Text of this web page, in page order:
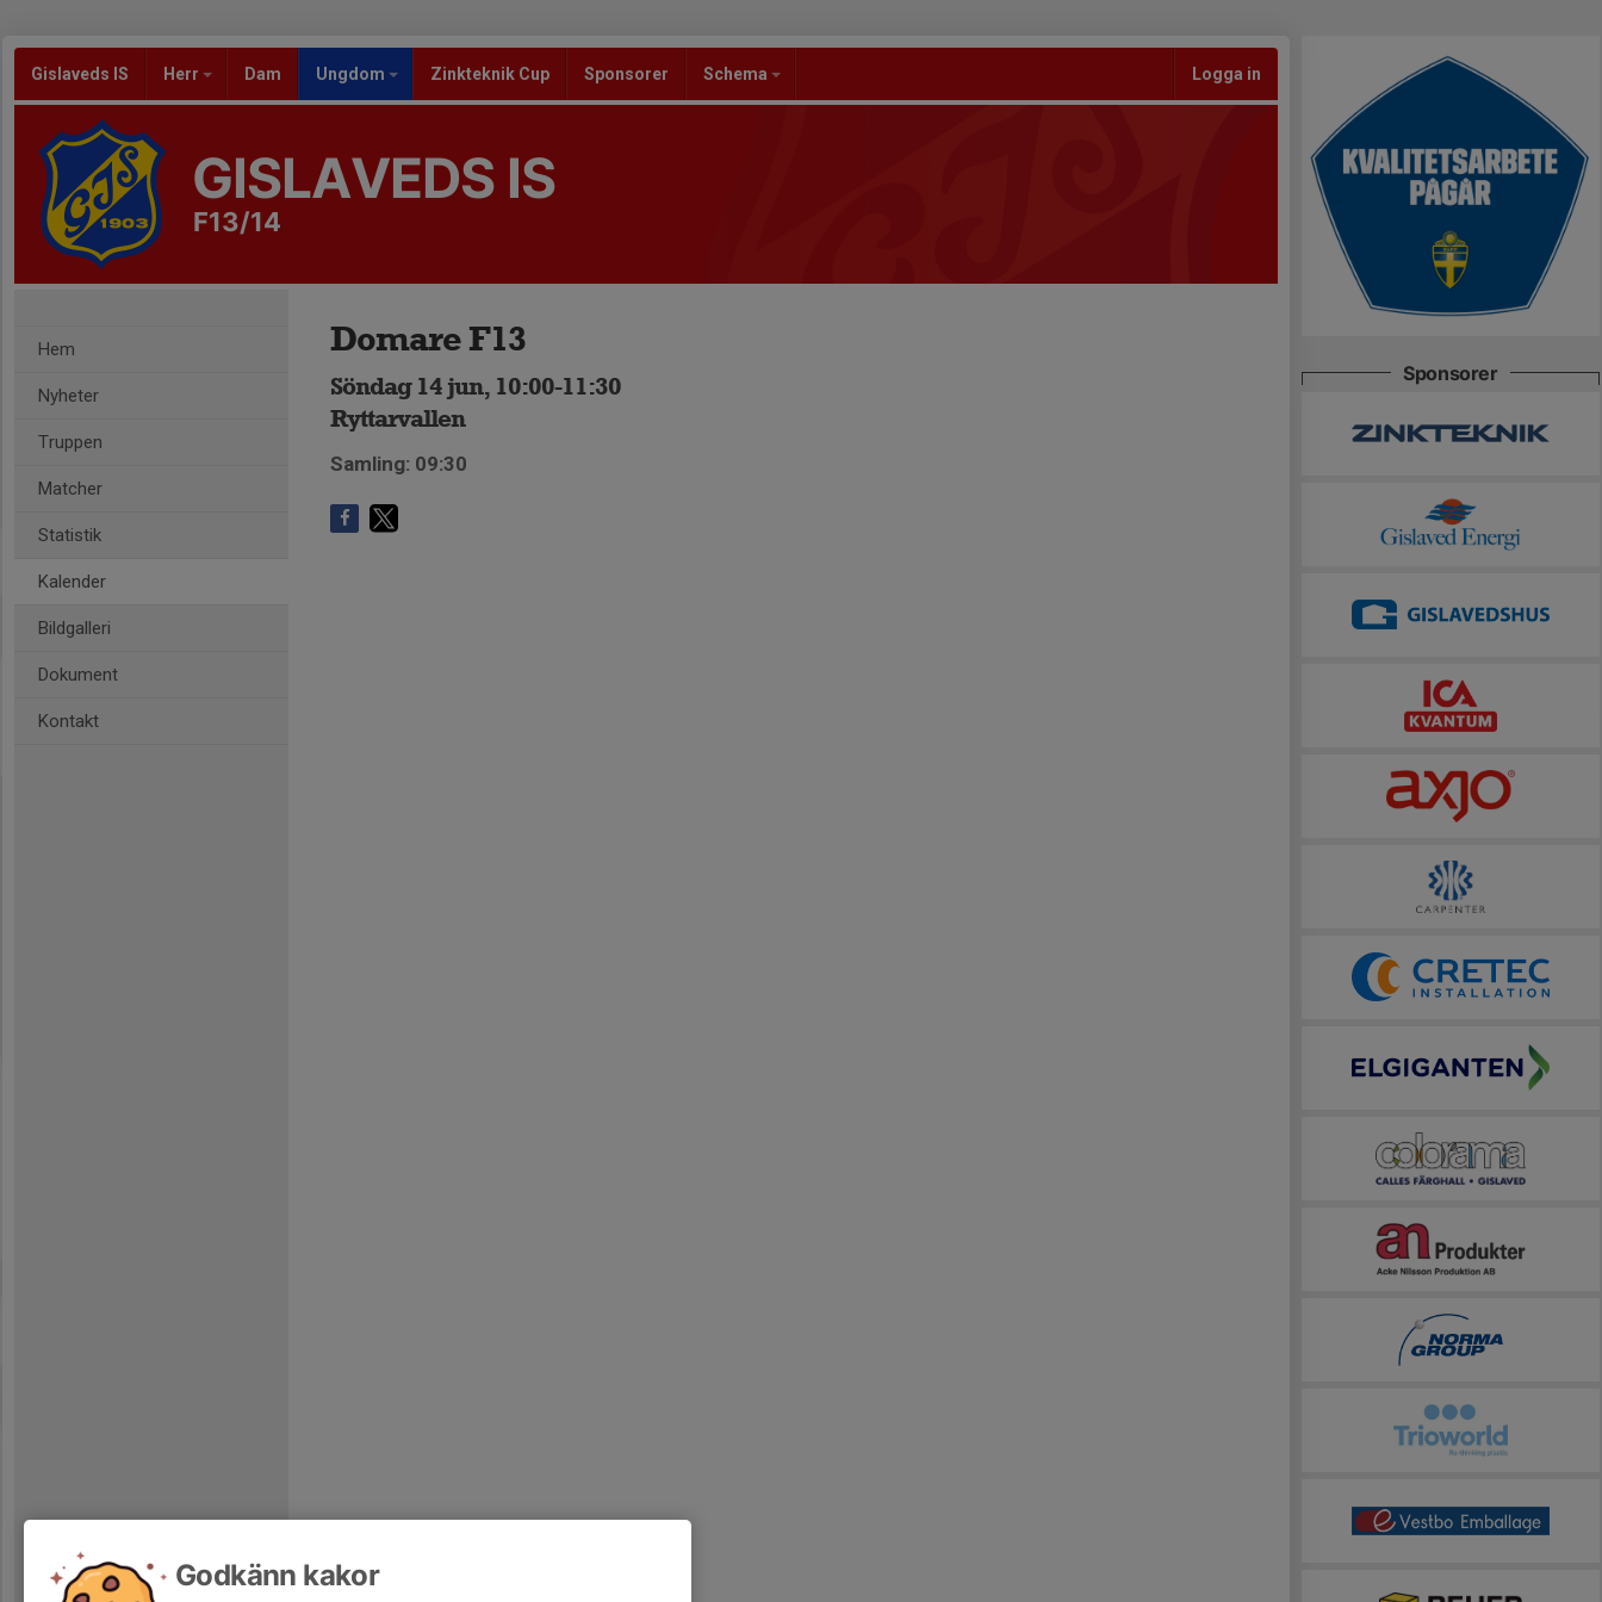
Gislaveds IS Herr Dam Ungdom Zinkteknik Cup Sponsorer Schema Logga in
GISLAVEDS IS
F13/14
Hem
Nyheter
Truppen
Matcher
Statistik
Kalender
Bildgalleri
Dokument
Kontakt
Domare F13
Söndag 14 jun, 10:00-11:30
Ryttarvallen
Samling: 09:30
Sponsorer
Godkänn kakor